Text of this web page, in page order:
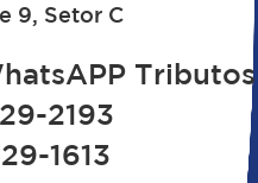
9, Setor C
Tributos
2193
1613